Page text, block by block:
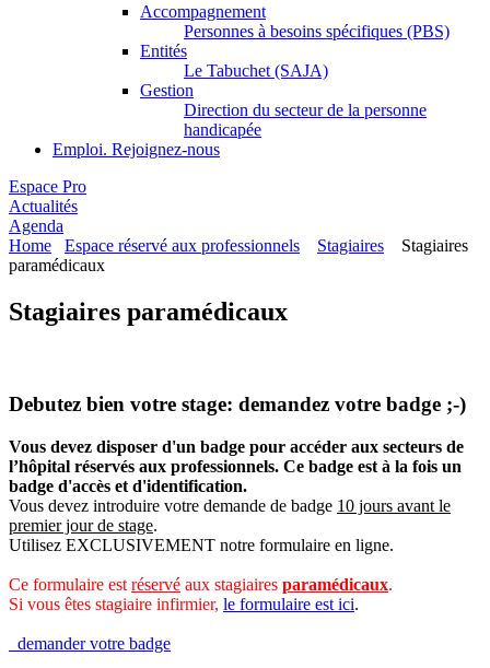
Accompagnement
Personnes à besoins spécifiques (PBS)
Entités
Le Tabuchet (SAJA)
Gestion
Direction du secteur de la personne
handicapée
Emploi. Rejoignez-nous
Espace Pro
Actualités
Agenda
Home
Espace réservé aux professionnels Stagiaires
Stagiaires
paramédicaux
Stagiaires paramédicaux
Debutez bien votre stage: demandez votre badge ;-)
Vous devez disposer d'un badge pour accéder aux secteurs de
l’hôpital réservés aux professionnels. Ce badge est à la fois un
badge d'accès et d'identification.
Vous devez introduire votre demande de badge 10 jours avant le
premier jour de stage.
Utilisez EXCLUSIVEMENT notre formulaire en ligne.
Ce formulaire est réservé aux stagiaires paramédicaux.
Si vous êtes stagiaire infirmier, le formulaire est ici.
demander votre badge